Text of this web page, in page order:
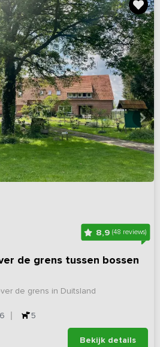
8,9 (48 reviews)
de grens tussen bossen
de grens in Duitsland
6 5
Bekijk details